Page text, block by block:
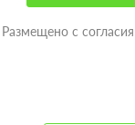
Размещено с